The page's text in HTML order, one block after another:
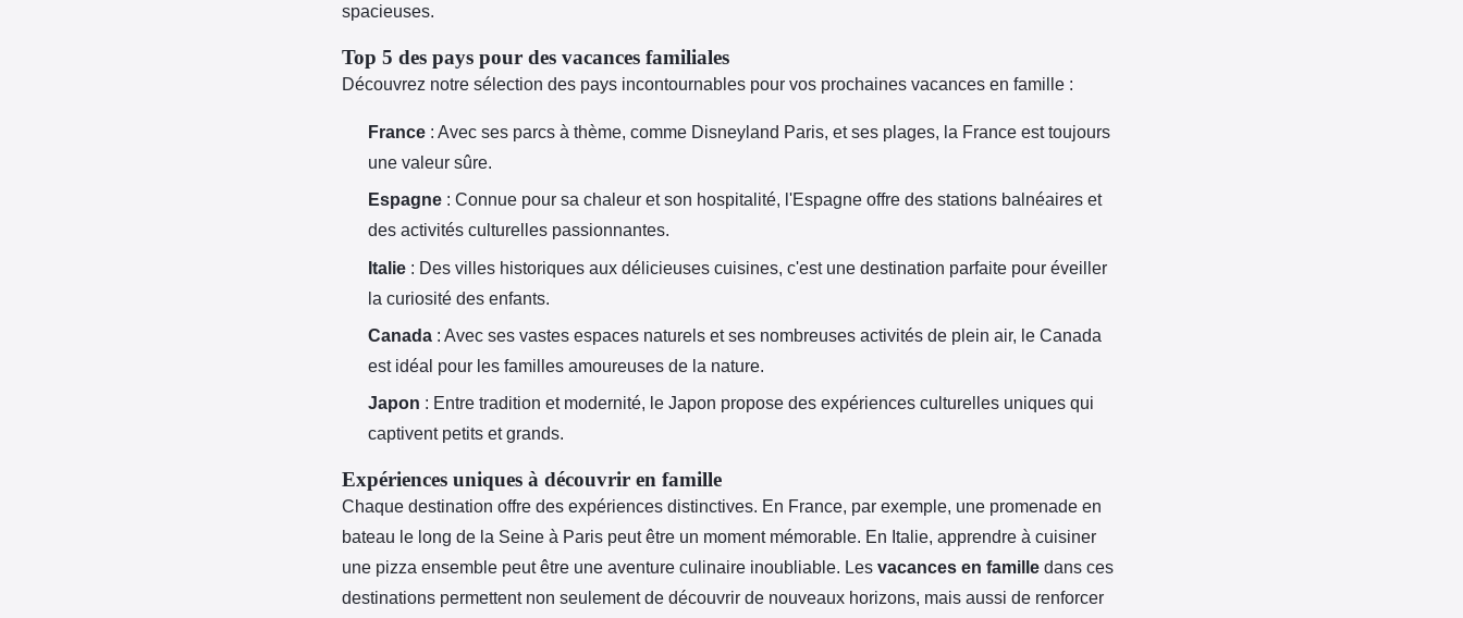
spacieuses.
Top 5 des pays pour des vacances familiales
Découvrez notre sélection des pays incontournables pour vos prochaines vacances en famille :
France : Avec ses parcs à thème, comme Disneyland Paris, et ses plages, la France est toujours
une valeur sûre.
Espagne : Connue pour sa chaleur et son hospitalité, l'Espagne offre des stations balnéaires et
des activités culturelles passionnantes.
Italie : Des villes historiques aux délicieuses cuisines, c'est une destination parfaite pour éveiller
la curiosité des enfants.
Canada : Avec ses vastes espaces naturels et ses nombreuses activités de plein air, le Canada
est idéal pour les familles amoureuses de la nature.
Japon : Entre tradition et modernité, le Japon propose des expériences culturelles uniques qui
captivent petits et grands.
Expériences uniques à découvrir en famille
Chaque destination offre des expériences distinctives. En France, par exemple, une promenade en
bateau le long de la Seine à Paris peut être un moment mémorable. En Italie, apprendre à cuisiner
une pizza ensemble peut être une aventure culinaire inoubliable. Les vacances en famille dans ces
destinations permettent non seulement de découvrir de nouveaux horizons, mais aussi de renforcer